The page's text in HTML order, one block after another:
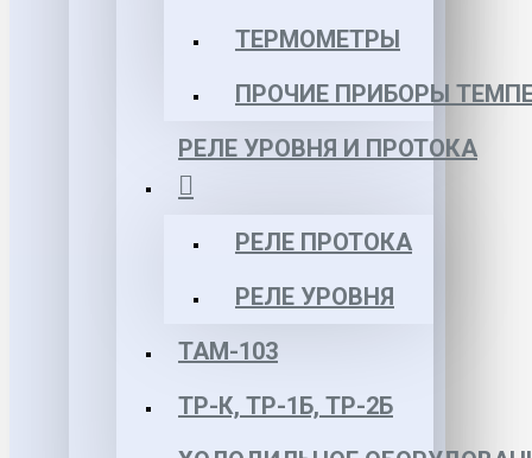
ТЕРМОМЕТРЫ
ПРОЧИЕ ПРИБОРЫ
РЕЛЕ УРОВНЯ И ПРОТОКА
РЕЛЕ ПРОТОКА
РЕЛЕ УРОВНЯ
ТАМ-103
ТР-К, ТР-1Б, ТР-2Б